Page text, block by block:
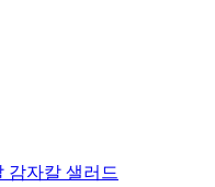
감자칼 샐러드